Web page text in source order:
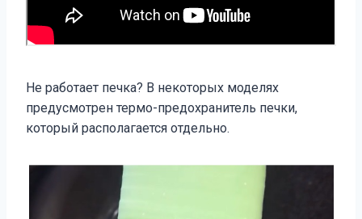
Не работает печка? В некоторых моделях
предусмотрен термо-предохранитель печки,
который располагается отдельно.